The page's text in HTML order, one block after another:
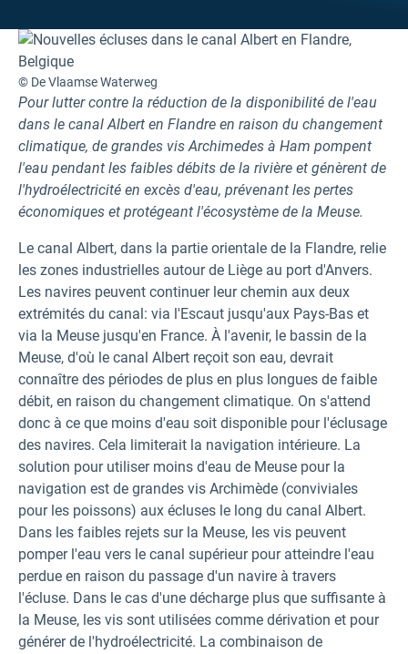
© De Vlaamse Waterweg
Pour lutter contre la réduction de la disponibilité de l'eau
dans le canal Albert en Flandre en raison du changement
climatique, de grandes vis Archimedes à Ham pompent
l'eau pendant les faibles débits de la rivière et génèrent de
l'hydroélectricité en excès d'eau, prévenant les pertes
économiques et protégeant l'écosystème de la Meuse.
Le canal Albert, dans la partie orientale de la Flandre, relie
les zones industrielles autour de Liège au port d'Anvers.
Les navires peuvent continuer leur chemin aux deux
extrémités du canal: via l'Escaut jusqu'aux Pays-Bas et
via la Meuse jusqu'en France. À l'avenir, le bassin de la
Meuse, d'où le canal Albert reçoit son eau, devrait
connaître des périodes de plus en plus longues de faible
débit, en raison du changement climatique. On s'attend
donc à ce que moins d'eau soit disponible pour l'éclusage
des navires. Cela limiterait la navigation intérieure. La
solution pour utiliser moins d'eau de Meuse pour la
navigation est de grandes vis Archimède (conviviales
pour les poissons) aux écluses le long du canal Albert.
Dans les faibles rejets sur la Meuse, les vis peuvent
pomper l'eau vers le canal supérieur pour atteindre l'eau
perdue en raison du passage d'un navire à travers
l'écluse. Dans le cas d'une décharge plus que suffisante à
la Meuse, les vis sont utilisées comme dérivation et pour
générer de l'hydroélectricité. La combinaison de